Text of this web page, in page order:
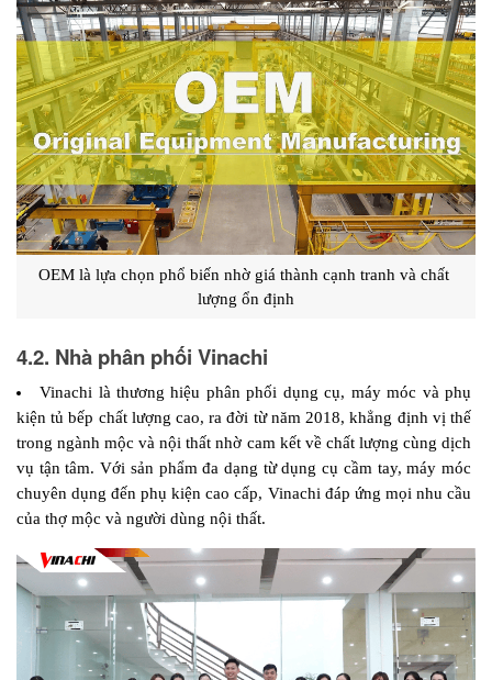
OEM là lựa chọn phổ biến nhờ giá thành cạnh tranh và chất
lượng ổn định
4.2. Nhà phân phối Vinachi
Vinachi là thương hiệu phân phối dụng cụ, máy móc và phụ
kiện tủ bếp chất lượng cao, ra đời từ năm 2018, khẳng định vị thế
trong ngành mộc và nội thất nhờ cam kết về chất lượng cùng dịch
vụ tận tâm. Với sản phẩm đa dạng từ dụng cụ cầm tay, máy móc
chuyên dụng đến phụ kiện cao cấp, Vinachi đáp ứng mọi nhu cầu
của thợ mộc và người dùng nội thất.